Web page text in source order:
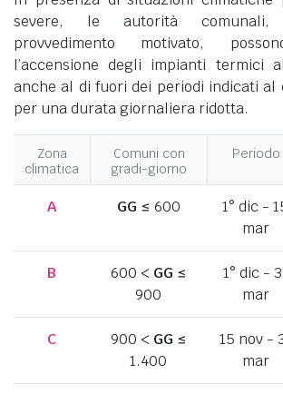
severe, le autorità
provvedimento motivato,
l’accensione degli impianti termici
anche al di fuori dei periodi indicati al
per una durata giornaliera ridotta.
Zona
climatica
Comuni con
gradi-giorno
Periodo
A GG ≤ 600
1° dic -
mar
B 600 < GG ≤
900
1° dic -
mar
C 900 < GG ≤
1.400
15 nov -
mar